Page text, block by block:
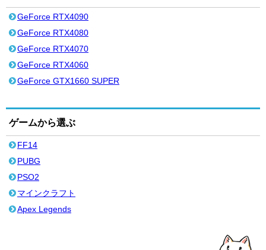
GeForce RTX4090
GeForce RTX4080
GeForce RTX4070
GeForce RTX4060
GeForce GTX1660 SUPER
ゲームから選ぶ
FF14
PUBG
PSO2
マインクラフト
Apex Legends